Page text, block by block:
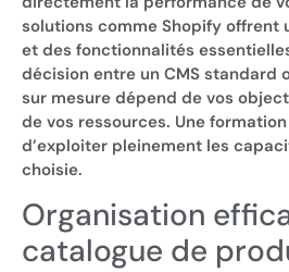
solutions comme Shopify offrent
et des fonctionnalités
décision entre un CMS standard
sur mesure dépend de vos
de vos ressources. Une
d’exploiter pleinement les
choisie.
Organisation
catalogue de